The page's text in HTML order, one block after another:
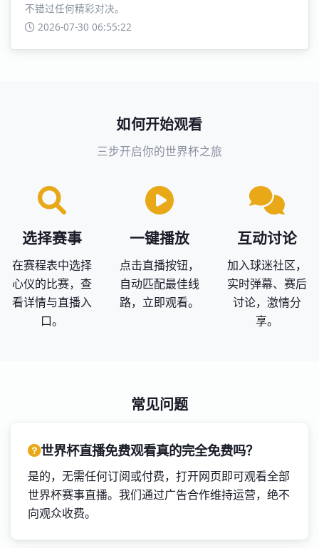
不错过任何精彩对决。
2026-07-30 06:55:22
如何开始观看
三步开启你的世界杯之旅
选择赛事
在赛程表中选择
心仪的比赛，查
看详情与直播入
口。
一键播放
点击直播按钮，
自动匹配最佳线
路，立即观看。
互动讨论
加入球迷社区，
实时弹幕、赛后
讨论，激情分
享。
常见问题
世界杯直播免费观看真的完全免费吗？
是的，无需任何订阅或付费，打开网页即可观看全部
世界杯赛事直播。我们通过广告合作维持运营，绝不
向观众收费。